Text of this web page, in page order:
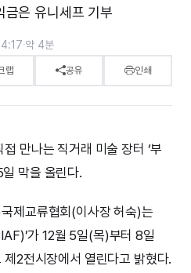
은 유니세프 기부
·약 4분
랩 공유 인쇄
만나는 직거래 미술 장터 ‘부
막을 올린다.
제교류협회(이사장 허숙)는
가 12월 5일(목)부터 8일
2전시장에서 열린다고 밝혔다.